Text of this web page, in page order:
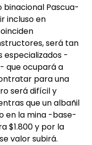
Pascua-
incluso en
será tan
especializados -
que ocupará a
para una
será difícil y
que un albañil
en la mina -base-
$1.800 y por la
valor subirá.